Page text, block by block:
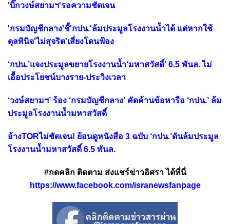
'บิ๊กวงษ์สยามฯ'รอความชัดเจน
'กรมบัญชีกลาง'ชี้'กปน.'ล้มประมูลโรงงานน้ำได้ แต่หากใช้
ดุลพินิจ'ไม่สุจริต'เสี่ยงโดนฟ้อง
‘กปน.’แจงประมูลขยายโรงงานน้ำ‘มหาสวัสดิ์’ 6.5 พันล. ไม่
เอื้อประโยชน์บางราย-ประวิงเวลา
‘วงษ์สยามฯ’ ร้อง ‘กรมบัญชีกลาง’ คัดค้านข้อหารือ ‘กปน.’ ล้ม
ประมูลโรงงานน้ำมหาสวัสดิ์
อ้างTORไม่ชัดเจน! ย้อนดูหนังสือ 3 ฉบับ ‘กปน.’ดันล้มประมูล
โรงงานน้ำมหาสวัสดิ์ 6.5 พันล.
#กดคลิก ติดตาม ส่งแชร์ข่าวอิศรา ได้ที่นี่
https://www.facebook.com/isranewsfanpage